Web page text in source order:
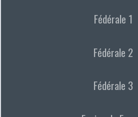
Fédérale 1
Fédérale 2
Fédérale 3